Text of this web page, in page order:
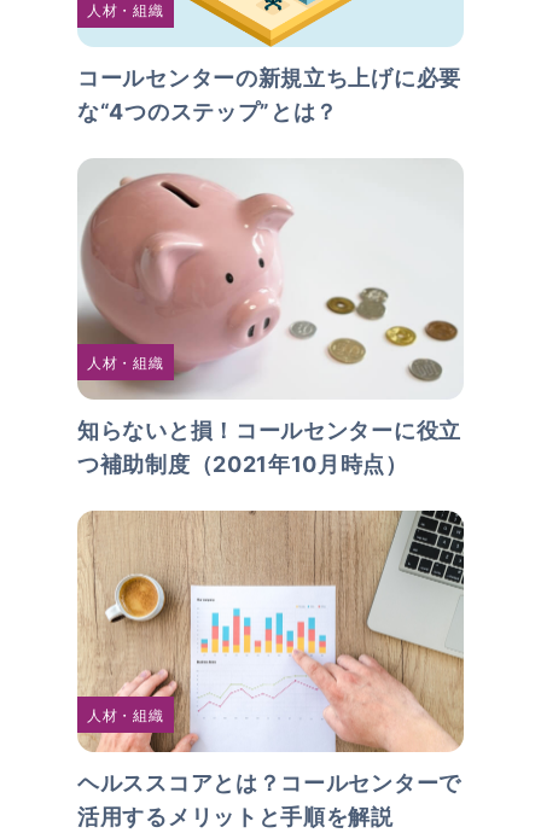
人材・組織
コールセンターの新規立ち上げに必要
な“4つのステップ”とは？
人材・組織
知らないと損！コールセンターに役立
つ補助制度（2021年10月時点）
人材・組織
ヘルススコアとは？コールセンターで
活用するメリットと手順を解説